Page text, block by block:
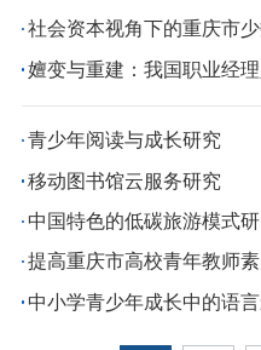
社会资本视角下的重庆市少数民族地
嬗变与重建：我国职业经理人的社会
青少年阅读与成长研究
移动图书馆云服务研究
中国特色的低碳旅游模式
提高重庆市高校青年教师
中小学青少年成长中的语